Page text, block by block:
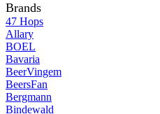
Brands
47 Hops
Allary
BOEL
Bavaria
BeerVingem
BeersFan
Bergmann
Bindewald